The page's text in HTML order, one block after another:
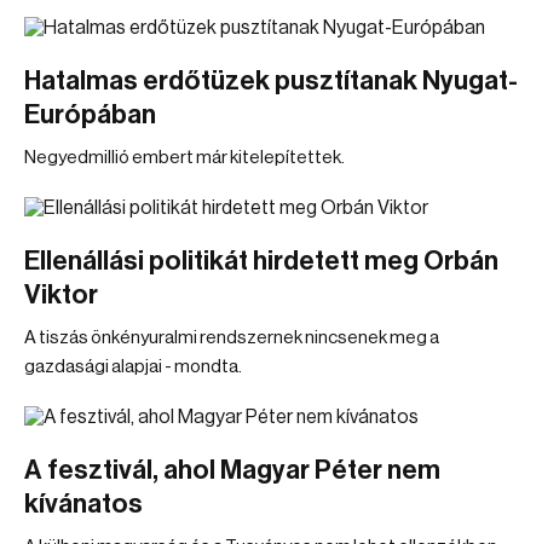
Hatalmas erdőtüzek pusztítanak Nyugat-
Európában
Negyedmillió embert már kitelepítettek.
Ellenállási politikát hirdetett meg Orbán
Viktor
A tiszás önkényuralmi rendszernek nincsenek meg a
gazdasági alapjai - mondta.
A fesztivál, ahol Magyar Péter nem
kívánatos